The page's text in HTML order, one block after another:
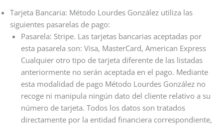
Tarjeta Bancaria: Método Lourdes González utiliza las
siguientes pasarelas de pago:
Pasarela: Stripe. Las tarjetas bancarias aceptadas por
esta pasarela son: Visa, MasterCard, American Express
Cualquier otro tipo de tarjeta diferente de las listadas
anteriormente no serán aceptada en el pago. Mediante
esta modalidad de pago Método Lourdes González no
recoge ni manipula ningún dato del cliente relativo a su
número de tarjeta. Todos los datos son tratados
directamente por la entidad financiera correspondiente,